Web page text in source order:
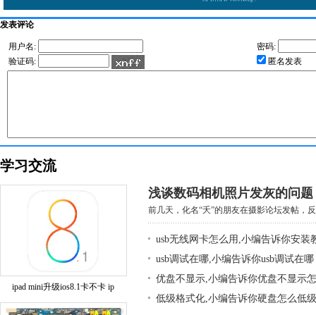
发表评论
用户名:
密码:
验证码:
匿名发表
学习交流
ipad mini升级ios8.1卡不卡 ip
浅谈数码相机照片发灰的问题
前几天，化名“夭”的朋友在摄影论坛发帖，
usb无线网卡怎么用,小编告诉你安装
usb调试在哪,小编告诉你usb调试在哪
优盘不显示,小编告诉你优盘不显示
低级格式化,小编告诉你硬盘怎么低